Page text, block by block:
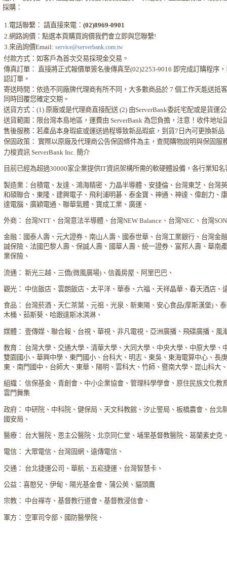
採購：
1.電話聯繫： 請直接來電：(02)8969-0901
2.網路詢價：點選本頁購買詢價我們會立即與您聯繫!
3.來函詢價Email: service@serverbank.com.tw
付款方式：如客戶為首次交易採現金交易。
傳真訂單： 直接將正式報價單簽名後傳真至(02)2253-9016 即完成訂購程序
認訂單。
寄送時間：依造不同廠牌代理商有所不同，大多數商品於 7 個工作天能送抵
同時回覆您確定交期。
送貨方式：(1) 原廠或是代理商直接配送 (2) 由ServerBank委託宅配或是貨運
送貨範圍：限台灣本島地區，運費由 ServerBank 為您負擔，注意！收件地址
售後服務：若產品本身瑕疵或運送過程導致新品瑕疵，到貨7日內可更換新品
保固政策： 實際以原廠及代理商公告保固條件為主，查閱購物說明與保固服
力梭資訊 ServerBank Inc. 簡介
目前已經為超過30000家企業提供IT資訊架構所需的軟硬體設備，各行業知名
製造業：台積電、友達、鴻海精密、力晶半導體、安捷倫、台灣東芝、台灣
和碩聯合、東隆、建興電子、飛利浦明碁、泰金寶、神通、神達、偉創力、
達電腦、廣穎電通、聯華氣體、寶成工業、廣運、
外商： 台灣NTT、台灣意法半導體、台灣NEW Balance、台灣NEC、台灣
金融：國泰人壽、元大證券、南山人壽、國泰世華、台灣工業銀行、台灣金
誠保險、法國巴黎人壽、保誠人壽、國華人壽、統一證券、富邦人壽、華南
業保險、
流通： 新光三越、三僑(微風廣場)、信義房屋、阿里巴巴、
觀光： 中信飯店、雲朗飯店、太平洋、華泰、六福、天祥晶華、春天酒店、
食品： 台灣菸酒、天仁茶葉、元祖、光泉、新東陽、安心食品(摩斯漢堡)、
木桶、茹斯葵、哈跟達斯冰淇淋、
媒體： 壹傳媒、聯合報、台視、華視、非凡電視、亞洲廣播、飛碟廣播、風
教育： 台灣大學、交通大學、清華大學、大同大學、中央大學、中原大學、
雙園國小、華興中學、東門國小、台科大、明志、東吳、東海電算中心、長
東、南門國中、台師大、東華、陽明、雲科大、竹師、暨南大學、崑山科大
組織： 信保基金、青創會、中小企業協會、管理科學學會、原住民族文化教
雲門舞集
政府： 中研院、中科院、健保局、天文科教館、汐止警局、板橋農會、台北
國安局、
醫療： 台大醫院、恩主公醫院、北京同仁堂、埔里基督教醫院、葛蘭素史克
電信： 大眾電信、台灣固網、遠傳電信、
交通： 台北捷運公司、華航、五崧捷運、台灣智慧卡、
公益：喜憨兒、伊甸、陽光基金會、蒲公英、貓頭鷹
宗教： 中台禪寺、基督教行道會、基督教浸信會、
軍方： 空軍司令部、國防醫學院、